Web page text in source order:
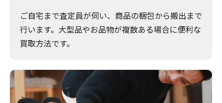
ご自宅まで査定員が伺い、商品の梱包から搬出まで
行います。大型品やお品物が複数ある場合に便利な
買取方法です。